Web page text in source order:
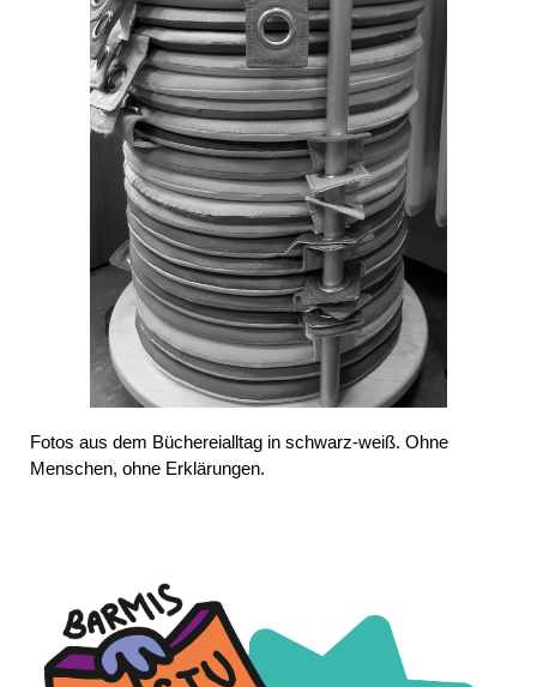
Fotos aus dem Büchereialltag in schwarz-weiß. Ohne
Menschen, ohne Erklärungen.